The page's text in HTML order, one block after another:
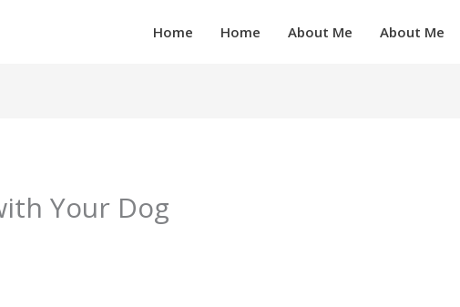
Home Home About Me About Me
Your Dog